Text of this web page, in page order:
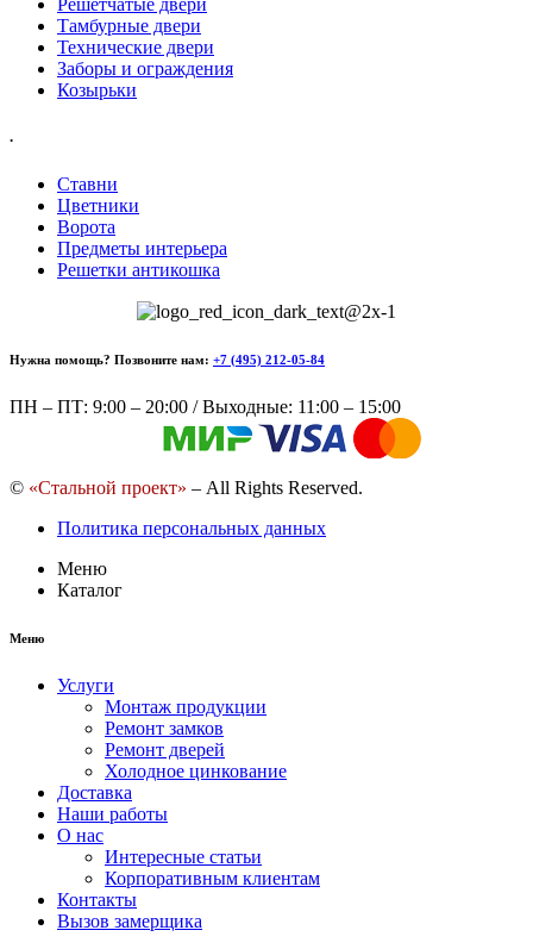
Решетчатые двери
Тамбурные двери
Технические двери
Заборы и ограждения
Козырьки
.
Ставни
Цветники
Ворота
Предметы интерьера
Решетки антикошка
Нужна помощь? Позвоните нам: +7 (495) 212-05-84
ПН – ПТ: 9:00 – 20:00 / Выходные: 11:00 – 15:00
© «Стальной проект» – All Rights Reserved.
Политика персональных данных
Меню
Каталог
Меню
Услуги
Монтаж продукции
Ремонт замков
Ремонт дверей
Холодное цинкование
Доставка
Наши работы
О нас
Интересные статьи
Корпоративным клиентам
Контакты
Вызов замерщика